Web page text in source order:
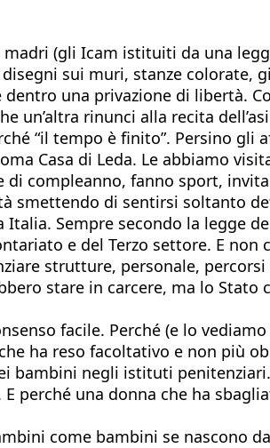
(gli Icam istituiti da una
sui muri, stanze colorate,
una privazione di libertà.
un’altra rinunci alla recita
“il tempo è finito”. Persino gli
Casa di Leda. Le abbiamo
di compleanno, fanno sport,
smettendo di sentirsi soltanto
Sempre secondo la legge
e del Terzo settore. E non
strutture, personale, percorsi
stare in carcere, ma lo Stato
facile. Perché (e lo
ha reso facoltativo e non più
bambini negli istituti
perché una donna che ha
come bambini se nascono